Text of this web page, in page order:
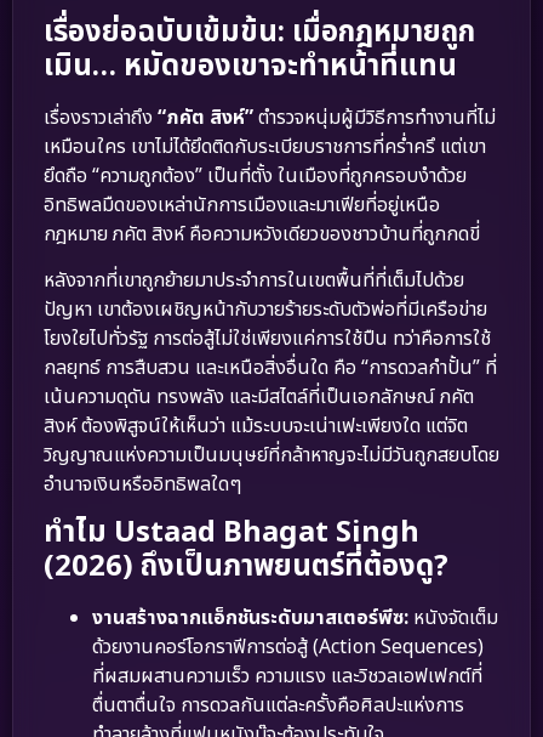
เรื่องย่อฉบับเข้มข้น: เมื่อกฎหมายถูก
เมิน… หมัดของเขาจะทำหน้าที่แทน
เรื่องราวเล่าถึง “ภคัต สิงห์”ตำรวจหนุ่มผู้มีวิธีการทำงานที่ไม่
เหมือนใคร เขาไม่ได้ยึดติดกับระเบียบราชการที่คร่ำครึ แต่เขา
ยึดถือ “ความถูกต้อง” เป็นที่ตั้ง ในเมืองที่ถูกครอบงำด้วย
อิทธิพลมืดของเหล่านักการเมืองและมาเฟียที่อยู่เหนือ
กฎหมาย ภคัต สิงห์ คือความหวังเดียวของชาวบ้านที่ถูกกดขี่
หลังจากที่เขาถูกย้ายมาประจำการในเขตพื้นที่ที่เต็มไปด้วย
ปัญหา เขาต้องเผชิญหน้ากับวายร้ายระดับตัวพ่อที่มีเครือข่าย
โยงใยไปทั่วรัฐ การต่อสู้ไม่ใช่เพียงแค่การใช้ปืน ทว่าคือการใช้
กลยุทธ์ การสืบสวน และเหนือสิ่งอื่นใด คือ “การดวลกำปั้น” ที่
เน้นความดุดัน ทรงพลัง และมีสไตล์ที่เป็นเอกลักษณ์ ภคัต
สิงห์ ต้องพิสูจน์ให้เห็นว่า แม้ระบบจะเน่าเฟะเพียงใด แต่จิต
วิญญาณแห่งความเป็นมนุษย์ที่กล้าหาญจะไม่มีวันถูกสยบโดย
อำนาจเงินหรืออิทธิพลใดๆ
ทำไม Ustaad Bhagat Singh
(2026) ถึงเป็นภาพยนตร์ที่ต้องดู?
งานสร้างฉากแอ็กชันระดับมาสเตอร์พีซ: หนังจัดเต็ม
ด้วยงานคอร์โอกราฟีการต่อสู้ (Action Sequences)
ที่ผสมผสานความเร็ว ความแรง และวิชวลเอฟเฟกต์ที่
ตื่นตาตื่นใจ การดวลกันแต่ละครั้งคือศิลปะแห่งการ